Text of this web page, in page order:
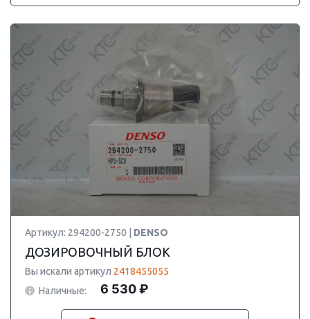
Артикул: 294200-2750 | DENSO
ДОЗИРОВОЧНЫЙ БЛОК
Вы искали артикул 2418455055
Наличные:
6 530 ₽